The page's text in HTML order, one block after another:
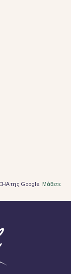
της Google. Μάθετε